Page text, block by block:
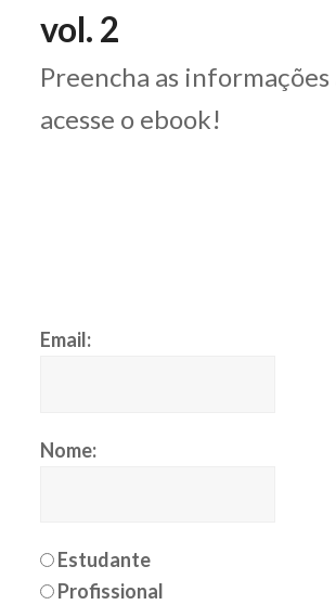
vol. 2
Preencha as informações
acesse o ebook!
Email:
Nome:
Estudante
Profissional